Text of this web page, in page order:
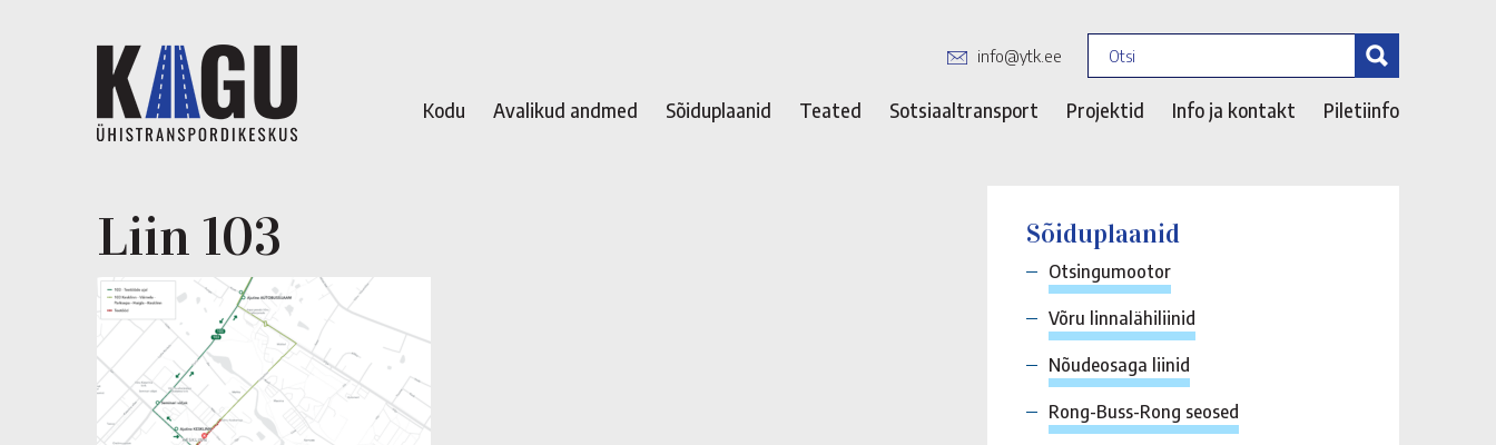
info@ytk.ee
Kodu Avalikud andmed Sõiduplaanid Teated Sotsiaaltransport Projektid Info ja kontakt Piletiinfo
Liin 103 Sõiduplaanid
Otsingumootor
Võru linnalähiliinid
Nõudeosaga liinid
Rong-Buss-Rong seosed